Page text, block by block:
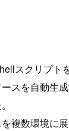
スクリプト
スを自動生
複数環境に